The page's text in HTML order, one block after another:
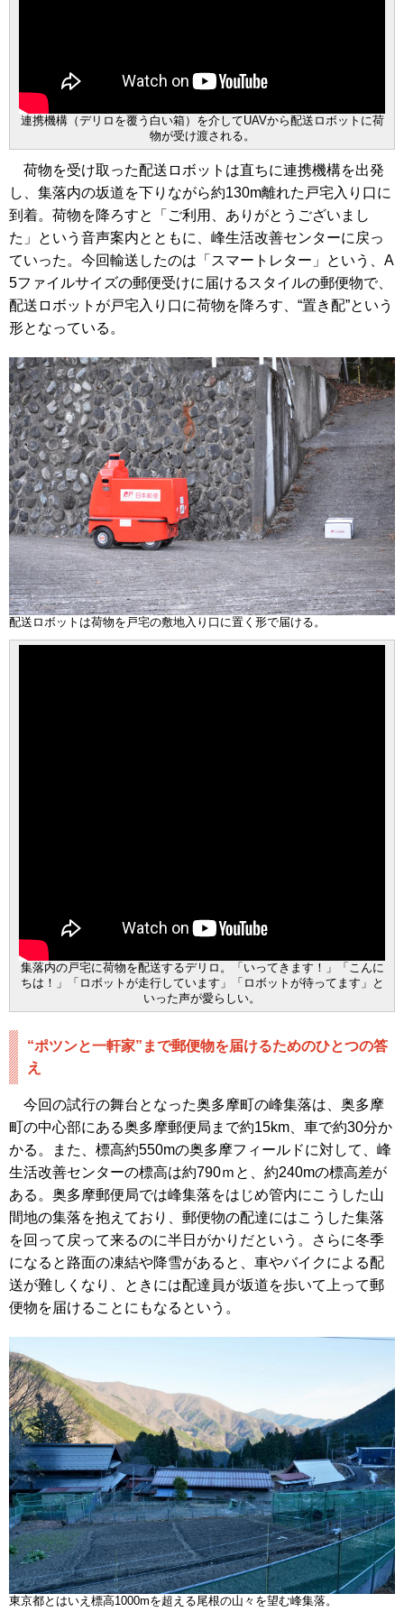
連携機構（デリロを覆う白い箱）を介してUAVから配送ロボットに荷
物が受け渡される。
荷物を受け取った配送ロボットは直ちに連携機構を出発
し、集落内の坂道を下りながら約130m離れた戸宅入り口に
到着。荷物を降ろすと「ご利用、ありがとうございまし
た」という音声案内とともに、峰生活改善センターに戻っ
ていった。今回輸送したのは「スマートレター」という、A
5ファイルサイズの郵便受けに届けるスタイルの郵便物で、
配送ロボットが戸宅入り口に荷物を降ろす、“置き配”という
形となっている。
配送ロボットは荷物を戸宅の敷地入り口に置く形で届ける。
集落内の戸宅に荷物を配送するデリロ。「いってきます！」「こんに
ちは！」「ロボットが走行しています」「ロボットが待ってます」と
いった声が愛らしい。
“ポツンと一軒家”まで郵便物を届けるためのひとつの答
え
今回の試行の舞台となった奥多摩町の峰集落は、奥多摩
町の中心部にある奥多摩郵便局まで約15km、車で約30分か
かる。また、標高約550mの奥多摩フィールドに対して、峰
生活改善センターの標高は約790ｍと、約240mの標高差が
ある。奥多摩郵便局では峰集落をはじめ管内にこうした山
間地の集落を抱えており、郵便物の配達にはこうした集落
を回って戻って来るのに半日がかりだという。さらに冬季
になると路面の凍結や降雪があると、車やバイクによる配
送が難しくなり、ときには配達員が坂道を歩いて上って郵
便物を届けることにもなるという。
東京都とはいえ標高1000mを超える尾根の山々を望む峰集落。